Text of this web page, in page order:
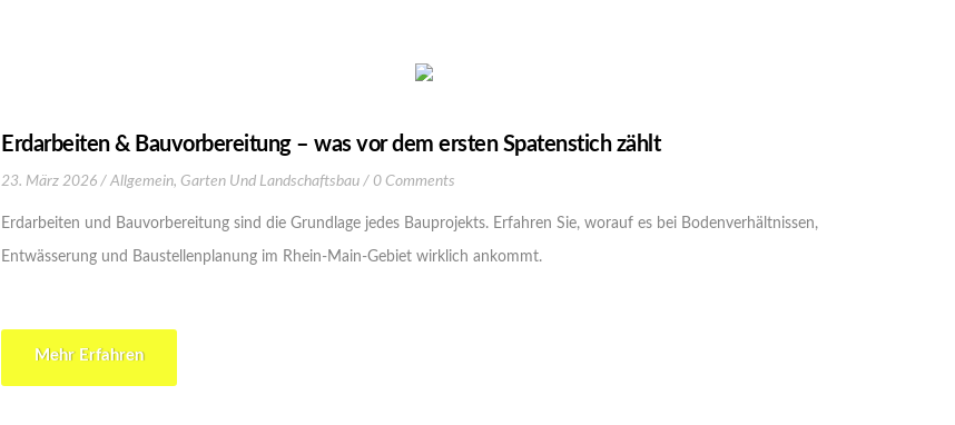
Erdarbeiten & Bauvorbereitung – was vor dem ersten Spatenstich zählt
23. März 2026 Allgemein, Garten Und Landschaftsbau 0 Comments
Erdarbeiten und Bauvorbereitung sind die Grundlage jedes Bauprojekts. Erfahren Sie, worauf es bei Bodenverhältnissen,
Entwässerung und Baustellenplanung im Rhein-Main-Gebiet wirklich ankommt.
Mehr Erfahren